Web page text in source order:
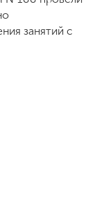
занятий с